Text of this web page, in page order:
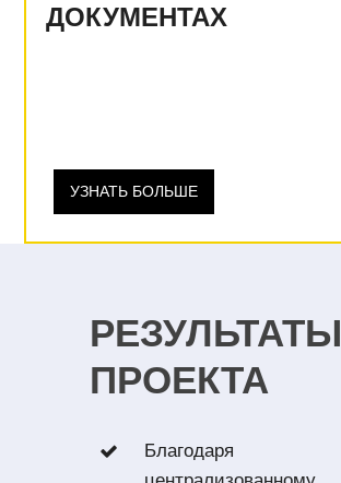
ДОКУМЕНТАХ
УЗНАТЬ БОЛЬШЕ
РЕЗУЛЬТАТЫ
ПРОЕКТА
Благодаря